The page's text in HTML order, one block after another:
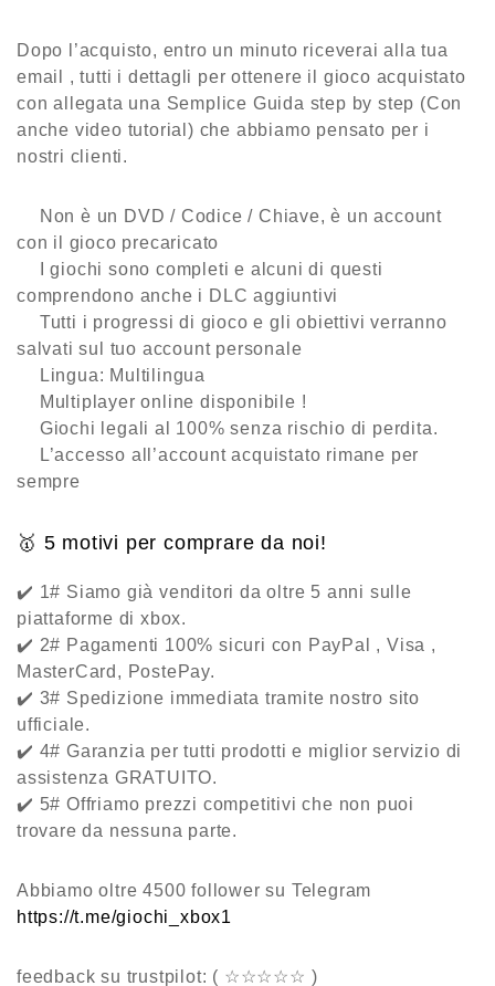
Dopo l’acquisto, entro un minuto riceverai alla tua
email , tutti i dettagli per ottenere il gioco acquistato
con allegata una Semplice Guida step by step (Con
anche video tutorial) che abbiamo pensato per i
nostri clienti.
Non è un DVD / Codice / Chiave, è un account
con il gioco precaricato
I giochi sono completi e alcuni di questi
comprendono anche i DLC aggiuntivi
Tutti i progressi di gioco e gli obiettivi verranno
salvati sul tuo account personale
Lingua: Multilingua
Multiplayer online disponibile !
Giochi legali al 100% senza rischio di perdita.
L’accesso all’account acquistato rimane per
sempre
🥇 5 motivi per comprare da noi!
✔️ 1# Siamo già venditori da oltre 5 anni sulle
piattaforme di xbox.
✔️ 2# Pagamenti 100% sicuri con PayPal , Visa ,
MasterCard, PostePay.
✔️ 3# Spedizione immediata tramite nostro sito
ufficiale.
✔️ 4# Garanzia per tutti prodotti e miglior servizio di
assistenza GRATUITO.
✔️ 5# Offriamo prezzi competitivi che non puoi
trovare da nessuna parte.
Abbiamo oltre 4500 follower su Telegram
https://t.me/giochi_xbox1
feedback su trustpilot: ( ☆☆☆☆☆ )